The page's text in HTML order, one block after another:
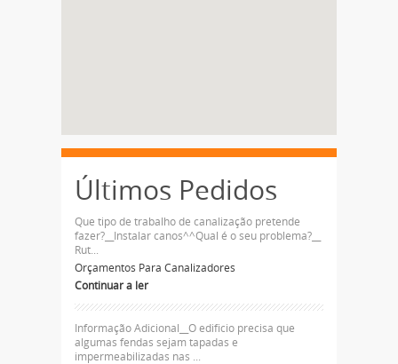
Últimos Pedidos
Que tipo de trabalho de canalização pretende
fazer?__Instalar canos^^Qual é o seu problema?__
Rut...
Orçamentos Para Canalizadores
Continuar a ler
Informação Adicional__O edificio precisa que
algumas fendas sejam tapadas e
impermeabilizadas nas ...